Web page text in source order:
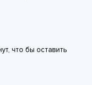
что бы оставить